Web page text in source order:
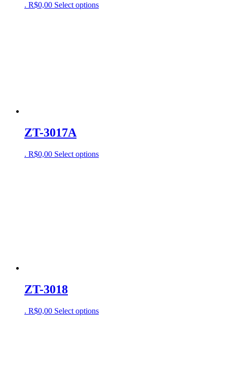
. R$0,00 Select options
ZT-3017A
. R$0,00 Select options
ZT-3018
. R$0,00 Select options